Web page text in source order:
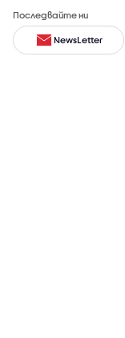
Последвайте ни
NewsLetter